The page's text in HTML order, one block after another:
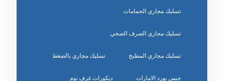
تسليك مجاري الحمامات
تسليك مجاري الصرف الصحي
تسليك مجاري المطبخ تسليك مجاري بالضغط
جبس بورد الامارات ديكورات غرف نوم